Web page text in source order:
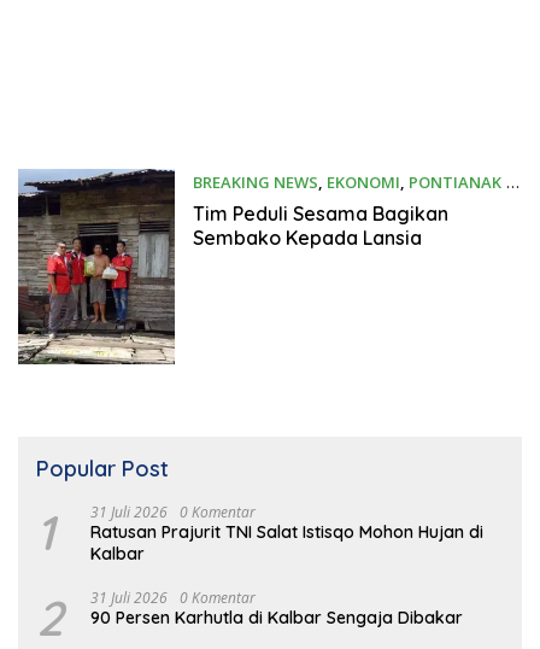
BREAKING NEWS, EKONOMI, PONTIANAK 4
Oktober 2019
Tim Peduli Sesama Bagikan
Sembako Kepada Lansia
Popular Post
1 31 Juli 2026 0 Komentar
Ratusan Prajurit TNI Salat Istisqo Mohon Hujan di
Kalbar
2 31 Juli 2026 0 Komentar
90 Persen Karhutla di Kalbar Sengaja Dibakar